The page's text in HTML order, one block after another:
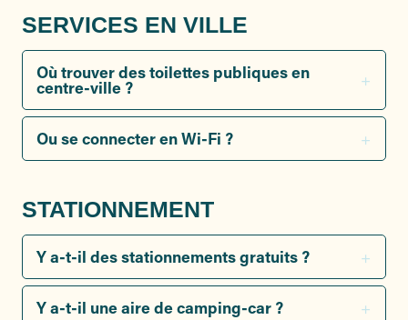
SERVICES EN VILLE
Où trouver des toilettes publiques en
centre-ville ?
Ou se connecter en Wi-Fi ?
STATIONNEMENT
Y a-t-il des stationnements gratuits ?
Y a-t-il une aire de camping-car ?